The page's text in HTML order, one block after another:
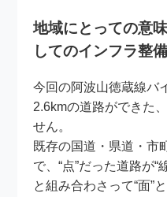
地域にとっての意
してのインフラ整備
今回の阿波山徳蔵線バ
2.6kmの道路ができた
せん。
既存の国道・県道・市
で、“点”だった道路が
と組み合わさって“面”